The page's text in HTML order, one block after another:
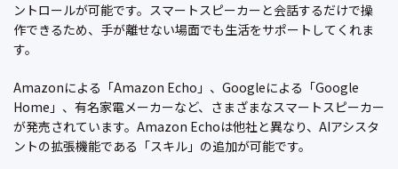
ントロールが可能です。スマートスピーカーと会話するだけで操
作できるため、手が離せない場面でも生活をサポートしてくれま
す。
Amazonによる「Amazon Echo」、Googleによる「Google
Home」、有名家電メーカーなど、さまざまなスマートスピーカー
が発売されています。Amazon Echoは他社と異なり、AIアシスタ
ントの拡張機能である「スキル」の追加が可能です。